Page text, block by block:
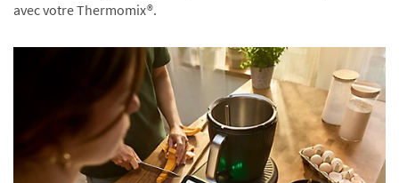
avec votre Thermomix®.